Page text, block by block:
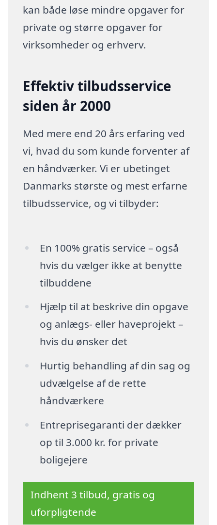
kan både løse mindre opgaver for
private og større opgaver for
virksomheder og erhverv.
Effektiv tilbudsservice
siden år 2000
Med mere end 20 års erfaring ved
vi, hvad du som kunde forventer af
en håndværker. Vi er ubetinget
Danmarks største og mest erfarne
tilbudsservice, og vi tilbyder:
En 100% gratis service – også
hvis du vælger ikke at benytte
tilbuddene
Hjælp til at beskrive din opgave
og anlægs- eller haveprojekt –
hvis du ønsker det
Hurtig behandling af din sag og
udvælgelse af de rette
håndværkere
Entreprisegaranti der dækker
op til 3.000 kr. for private
boligejere
Indhent 3 tilbud, gratis og
uforpligtende